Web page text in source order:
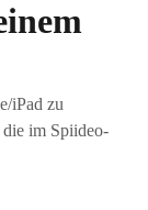
iPad zu
im Spiideo-